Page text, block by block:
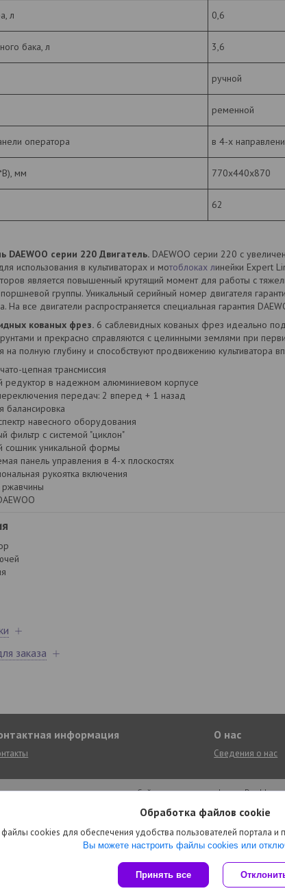
л 0,6
бака, л 3,6
ручной
ременной
оператора в 4-х
мм 770х440х870
62
DAEWOO серии 220 Двигатель. DAEWOO серии 220 с
использования в культиваторах и мотоблоках линейки Expert
является повышенный крутящий момент для работы с
поршневой группы. Уникальный серийный номер двигателя
На все двигатели распространяется специальная гарантия
кованых фрез. 6 саблевидных кованых фрез идеально
и прекрасно справляются с целинными землями при
на полную глубину и способствуют продвижению культиватора
цепная трансмиссия
редуктор в надежном алюминиевом корпусе
передач: 2 вперед + 1 назад
балансировка
навесного оборудования
фильтр с системой "циклон"
сошник уникальной формы
панель управления в 4-х плоскостях
рукоятка включения
ржавчины
заказа
информация О нас
Сведения о нас
Сайт создан на платформе Deal.by
Обработка файлов cookie
cookies для обеспечения удобства пользователей портала и
Вы можете настроить файлы cookies или
Принять все
Encity.by интернет-магазин |Пожаловаться на
Select Language ▼